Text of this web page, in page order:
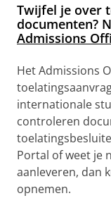
Twijfel je over
documenten?
Admissions
Het Admissions
internationale
controleren
Portal of weet je
aanleveren, dan
opnemen.